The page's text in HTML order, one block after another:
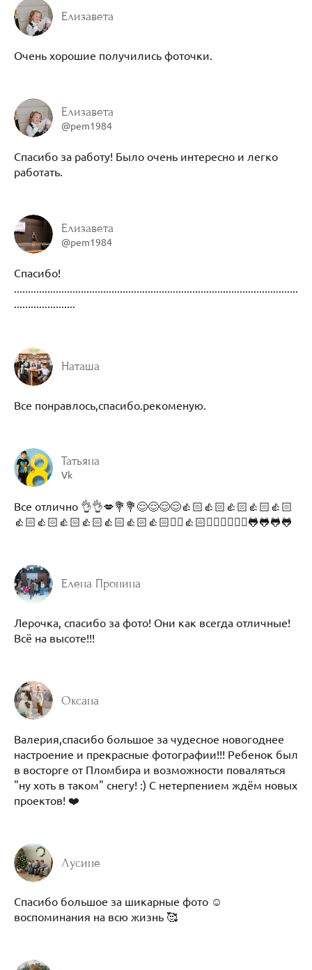
Елизавета
Очень хорошие получились фоточки.
Елизавета
@pem1984
Спасибо за работу! Было очень интересно и легко
работать.
Елизавета
@pem1984
Спасибо!
......................................................................................................
......................
Наташа
Все понравлось,спасибо.рекоменую.
Татьяна
Vk
Все отлично 👌👌💋💐💐😌😌😌😌👍🏻👍🏻👍🏻👍🏻👍🏻
👍🏻👍🏻👍🏻👍🏻👍🏻👍🏻👍🏻🤷‍♀️👍🏻🤷‍♀️🤷‍♀️🤷‍♀️🐸🐸🐸🐸
Елена Пронина
Лерочка, спасибо за фото! Они как всегда отличные!
Всё на высоте!!!
Оксана
Валерия,спасибо большое за чудесное новогоднее
настроение и прекрасные фотографии!!! Ребенок был
в восторге от Пломбира и возможности поваляться
"ну хоть в таком" снегу! :) С нетерпением ждём новых
проектов! ❤️
Лусине
Спасибо большое за шикарные фото ☺️
воспоминания на всю жизнь 🥰